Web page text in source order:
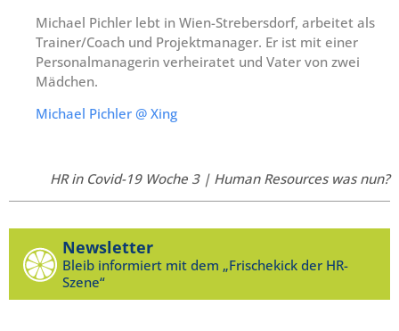
Michael Pichler lebt in Wien-Strebersdorf, arbeitet als
Trainer/Coach und Projektmanager. Er ist mit einer
Personalmanagerin verheiratet und Vater von zwei
Mädchen.
Michael Pichler @ Xing
HR in Covid-19 Woche 3 | Human Resources was nun?
Newsletter
Bleib informiert mit dem „Frischekick der HR-
Szene“